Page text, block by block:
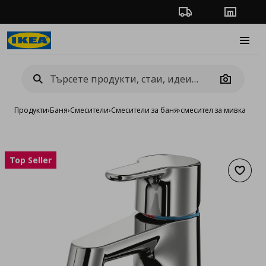
Проследяване на
Camera
Продукти›Баня›Смесители›Смесители за баня›смесител за мивка
Top Seller